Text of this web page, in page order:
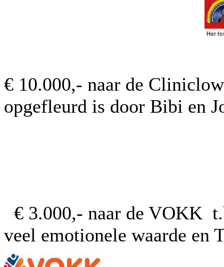
€ 10.000,- naar de
opgefleurd is door Bibi en
€ 3.000,- naar de VOKK
veel emotionele waarde en